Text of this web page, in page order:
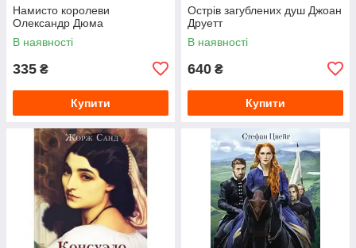
Намисто королеви
Олександр Дюма
В наявності
335 ₴
Купити
Острів загублених душ Джоан
Друетт
В наявності
640 ₴
Купити